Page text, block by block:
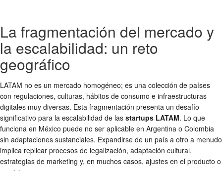
La fragmentación del mercado y
la escalabilidad: un reto
geográfico
LATAM no es un mercado homogéneo; es una colección de países
con regulaciones, culturas, hábitos de consumo e infraestructuras
digitales muy diversas. Esta fragmentación presenta un desafío
significativo para la escalabilidad de las startups LATAM. Lo que
funciona en México puede no ser aplicable en Argentina o Colombia
sin adaptaciones sustanciales. Expandirse de un país a otro a menudo
implica replicar procesos de legalización, adaptación cultural,
estrategias de marketing y, en muchos casos, ajustes en el producto o